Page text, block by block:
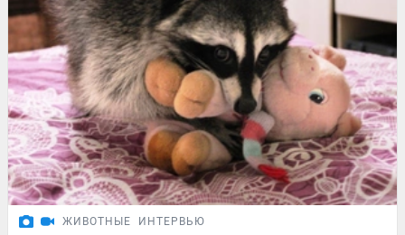
ЖИВОТНЫЕ ИНТЕРВЬЮ